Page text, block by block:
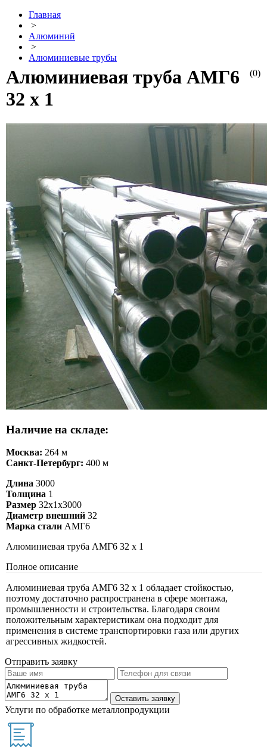
Главная
>
Алюминий
>
Алюминиевые трубы
(0)
Алюминиевая труба АМГ6
32 х 1
Наличие на складе:
Москва: 264 м
Санкт-Петербург: 400 м
Длина 3000
Толщина 1
Размер 32х1х3000
Диаметр внешний 32
Марка стали АМГ6
Алюминиевая труба АМГ6 32 х 1
Полное описание
Алюминиевая труба АМГ6 32 х 1 обладает стойкостью,
поэтому достаточно распространена в сфере монтажа,
промышленности и строительства. Благодаря своим
положительным характеристикам она подходит для
применения в системе транспортировки газа или других
агрессивных жидкостей.
Отправить заявку
Услуги по обработке металлопродукции